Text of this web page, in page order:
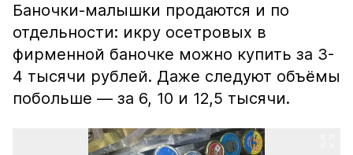
Баночки-малышки продаются и по
отдельности: икру осетровых в
фирменной баночке можно купить за 3-
4 тысячи рублей. Даже следуют объёмы
побольше — за 6, 10 и 12,5 тысячи.